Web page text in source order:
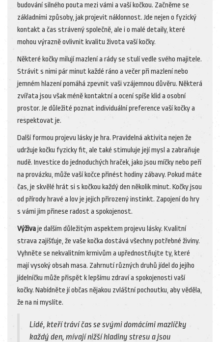
budování silného pouta mezi vámi a vaší kočkou. Začněme se
základními způsoby, jak projevit náklonnost. Jde nejen o fyzický
kontakt a čas strávený společně, ale i o malé detaily, které
mohou výrazně ovlivnit kvalitu života vaší kočky.
Některé kočky milují mazlení a rády se stulí vedle svého majitele.
Strávit s nimi pár minut každé ráno a večer při mazlení nebo
jemném hlazení pomáhá zpevnit vaši vzájemnou důvěru. Některá
zvířata jsou však méně kontaktní a ocení spíše klid a osobní
prostor. Je důležité poznat individuální preference vaší kočky a
respektovat je.
Další formou projevu lásky je hra. Pravidelná aktivita nejen že
udržuje kočku fyzicky fit, ale také stimuluje její mysl a zabraňuje
nudě. Investice do jednoduchých hraček, jako jsou míčky nebo peří
na provázku, může vaší kočce přinést hodiny zábavy. Pokud máte
čas, je skvělé hrát si s kočkou každý den několik minut. Kočky jsou
od přírody hravé a lov je jejich přirozený instinkt. Zapojení do hry
s vámi jim přinese radost a spokojenost.
Výživaje dalším důležitým aspektem projevu lásky. Kvalitní
strava zajišťuje, že vaše kočka dostává všechny potřebné živiny.
Vyhněte se nekvalitním krmivům a upřednostňujte ty, které
mají vysoký obsah masa. Zahrnutí různých druhů jídel do jejího
jídelníčku může přispět k lepšímu zdraví a spokojenosti vaší
kočky. Nabídněte jí občas nějakou zvláštní pochoutku, aby věděla,
že na ni myslíte.
Lidé, kteří tráví čas se svými domácími mazlíčky
každý den, mívají nižší hladiny stresu a jsou